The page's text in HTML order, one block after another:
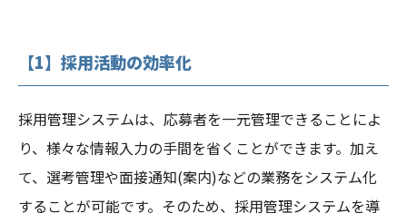
【1】採用活動の効率化
採用管理システムは、応募者を一元管理できることによ
り、様々な情報入力の手間を省くことができます。加え
て、選考管理や面接通知(案内)などの業務をシステム化
することが可能です。そのため、採用管理システムを導